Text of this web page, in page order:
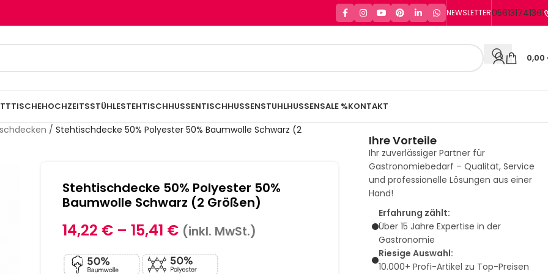
NEWSLETTER056131741361
0,00
HOCHZEITSSTÜHLESTEHTISCHHUSSENTISCHHUSSENSTUHLHUSSENSALE %KONTAKT
/ Stehtischdecke 50% Polyester 50% Baumwolle Schwarz (2
Stehtischdecke 50% Polyester 50%
Baumwolle Schwarz (2 Größen)
14,22 € –15,41 € (inkl. MwSt.)
Ihre Vorteile
Ihr zuverlässiger Partner für
Gastronomiebedarf – Qualität, Service
und professionelle Lösungen aus einer
Hand!
Erfahrung zählt:
Über 15 Jahre Expertise in der
Gastronomie
Riesige Auswahl:
10.000+ Profi-Artikel zu Top-Preisen